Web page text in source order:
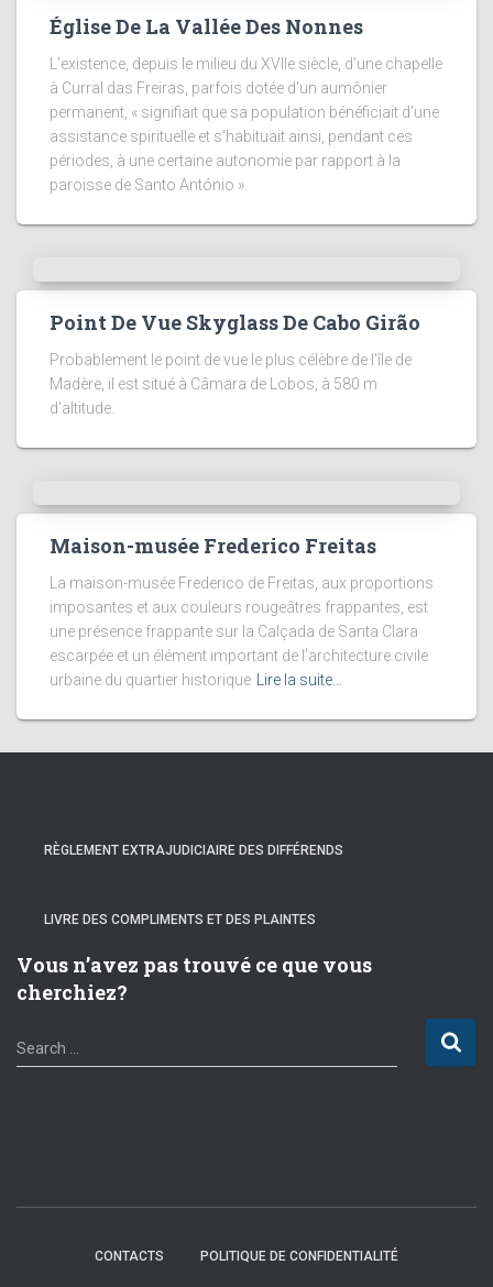
Église De La Vallée Des Nonnes
L'existence, depuis le milieu du XVIIe siècle, d'une chapelle
à Curral das Freiras, parfois dotée d'un aumônier
permanent, « signifiait que sa population bénéficiait d'une
assistance spirituelle et s'habituait ainsi, pendant ces
périodes, à une certaine autonomie par rapport à la
paroisse de Santo António ».
Point De Vue Skyglass De Cabo Girão
Probablement le point de vue le plus célèbre de l'île de
Madère, il est situé à Câmara de Lobos, à 580 m
d'altitude.
Maison-musée Frederico Freitas
La maison-musée Frederico de Freitas, aux proportions
imposantes et aux couleurs rougeâtres frappantes, est
une présence frappante sur la Calçada de Santa Clara
escarpée et un élément important de l’architecture civile
urbaine du quartier historique
Lire la suite…
RÈGLEMENT EXTRAJUDICIAIRE DES DIFFÉRENDS
LIVRE DES COMPLIMENTS ET DES PLAINTES
Vous n’avez pas trouvé ce que vous
cherchiez?
S
e
o
Search …
CONTACTS POLITIQUE DE CONFIDENTIALITÉ